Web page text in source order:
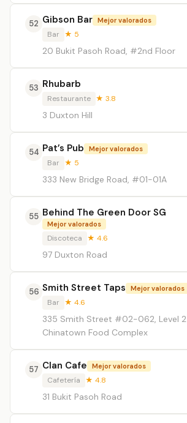
52 Gibson Bar Mejor valorados
Bar ★ 5
20 Bukit Pasoh Road, #2nd Floor
53 Rhubarb
Restaurante ★ 3.8
3 Duxton Hill
54 Pat’s Pub Mejor valorados
Bar ★ 5
333 New Bridge Road, #01-01A
55 Behind The Green Door SG
Mejor valorados
Discoteca ★ 4.6
97 Duxton Road
56 Smith Street Taps Mejor valorados
Bar ★ 4.6
335 Smith Street #02-062, Level 2
Chinatown Food Complex
57 Clan Cafe Mejor valorados
Cafetería ★ 4.8
31 Bukit Pasoh Road